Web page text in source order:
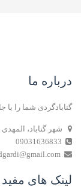
درباره ما
گنابادگردی شما را با
شهر گناباد، المهدی 9، پلاک 12
لینک های مفید